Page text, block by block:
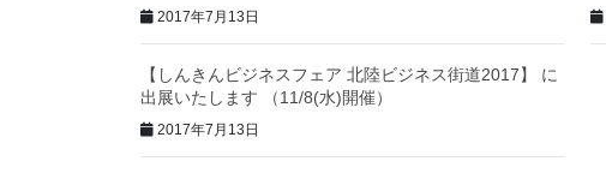
2017年7月13日
【しんきんビジネスフェア 北陸ビジネス街道2017】 に
出展いたします （11/8(水)開催）
2017年7月13日